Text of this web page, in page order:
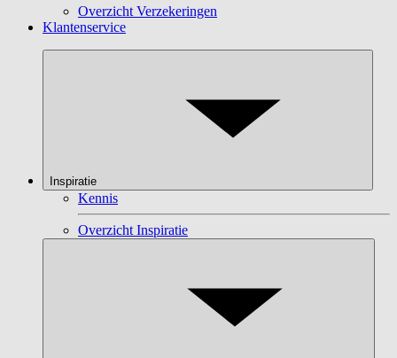
Overzicht Verzekeringen
Klantenservice
Inspiratie
Kennis
Overzicht Inspiratie